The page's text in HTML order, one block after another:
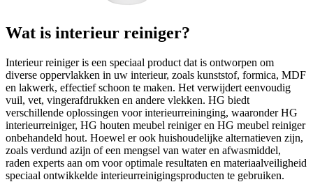
Wat is interieur reiniger?
Interieur reiniger is een speciaal product dat is ontworpen om
diverse oppervlakken in uw interieur, zoals kunststof, formica, MDF
en lakwerk, effectief schoon te maken. Het verwijdert eenvoudig
vuil, vet, vingerafdrukken en andere vlekken. HG biedt
verschillende oplossingen voor interieurreininging, waaronder HG
interieurreiniger, HG houten meubel reiniger en HG meubel reiniger
onbehandeld hout. Hoewel er ook huishoudelijke alternatieven zijn,
zoals verdund azijn of een mengsel van water en afwasmiddel,
raden experts aan om voor optimale resultaten en materiaalveiligheid
speciaal ontwikkelde interieurreinigingsproducten te gebruiken.